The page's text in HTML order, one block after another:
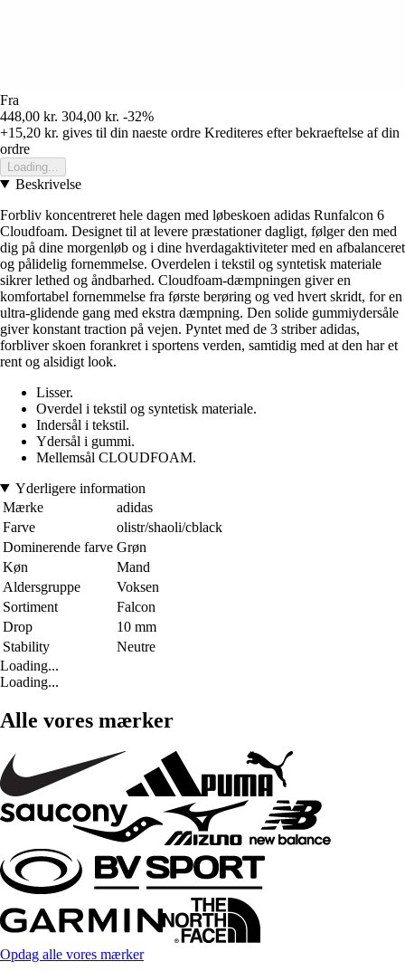
Fra
448,00 kr. 304,00 kr. -32%
+15,20 kr. gives til din naeste ordre Krediteres efter bekraeftelse af din
ordre
Loading...
Beskrivelse
Forbliv koncentreret hele dagen med løbeskoen adidas Runfalcon 6
Cloudfoam. Designet til at levere præstationer dagligt, følger den med
dig på dine morgenløb og i dine hverdagaktiviteter med en afbalanceret
og pålidelig fornemmelse. Overdelen i tekstil og syntetisk materiale
sikrer lethed og åndbarhed. Cloudfoam-dæmpningen giver en
komfortabel fornemmelse fra første berøring og ved hvert skridt, for en
ultra-glidende gang med ekstra dæmpning. Den solide gummiydersåle
giver konstant traction på vejen. Pyntet med de 3 striber adidas,
forbliver skoen forankret i sportens verden, samtidig med at den har et
rent og alsidigt look.
Lisser.
Overdel i tekstil og syntetisk materiale.
Indersål i tekstil.
Ydersål i gummi.
Mellemsål CLOUDFOAM.
Yderligere information
Mærke
adidas
Farve
olistr/shaoli/cblack
Dominerende farve Grøn
Køn
Mand
Aldersgruppe
Voksen
Sortiment
Falcon
Drop
10 mm
Stability
Neutre
Loading...
Loading...
Alle vores mærker
Opdag alle vores mærker